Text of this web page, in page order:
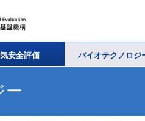
安全評価 バイオテクノロジ
ー